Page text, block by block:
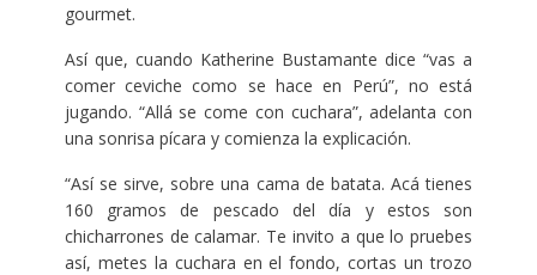
gourmet.
Así que, cuando Katherine Bustamante dice “vas a
comer ceviche como se hace en Perú”, no está
jugando. “Allá se come con cuchara”, adelanta con
una sonrisa pícara y comienza la explicación.
“Así se sirve, sobre una cama de batata. Acá tienes
160 gramos de pescado del día y estos son
chicharrones de calamar. Te invito a que lo pruebes
así, metes la cuchara en el fondo, cortas un trozo